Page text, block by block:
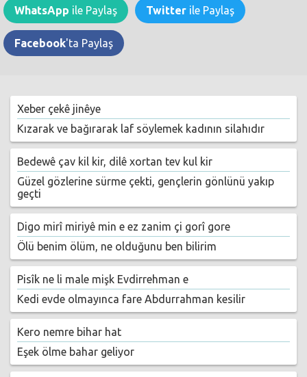
WhatsApp ile Paylaş Twitter ile Paylaş
Facebook'ta Paylaş
Xeber çekê jinêye
Kızarak ve bağırarak laf söylemek kadının silahıdır
Bedewê çav kil kir, dilê xortan tev kul kir
Güzel gözlerine sürme çekti, gençlerin gönlünü yakıp
geçti
Digo mirî miriyê min e ez zanim çi gorî gore
Ölü benim ölüm, ne olduğunu ben bilirim
Pisîk ne li male mişk Evdirrehman e
Kedi evde olmayınca fare Abdurrahman kesilir
Kero nemre bihar hat
Eşek ölme bahar geliyor